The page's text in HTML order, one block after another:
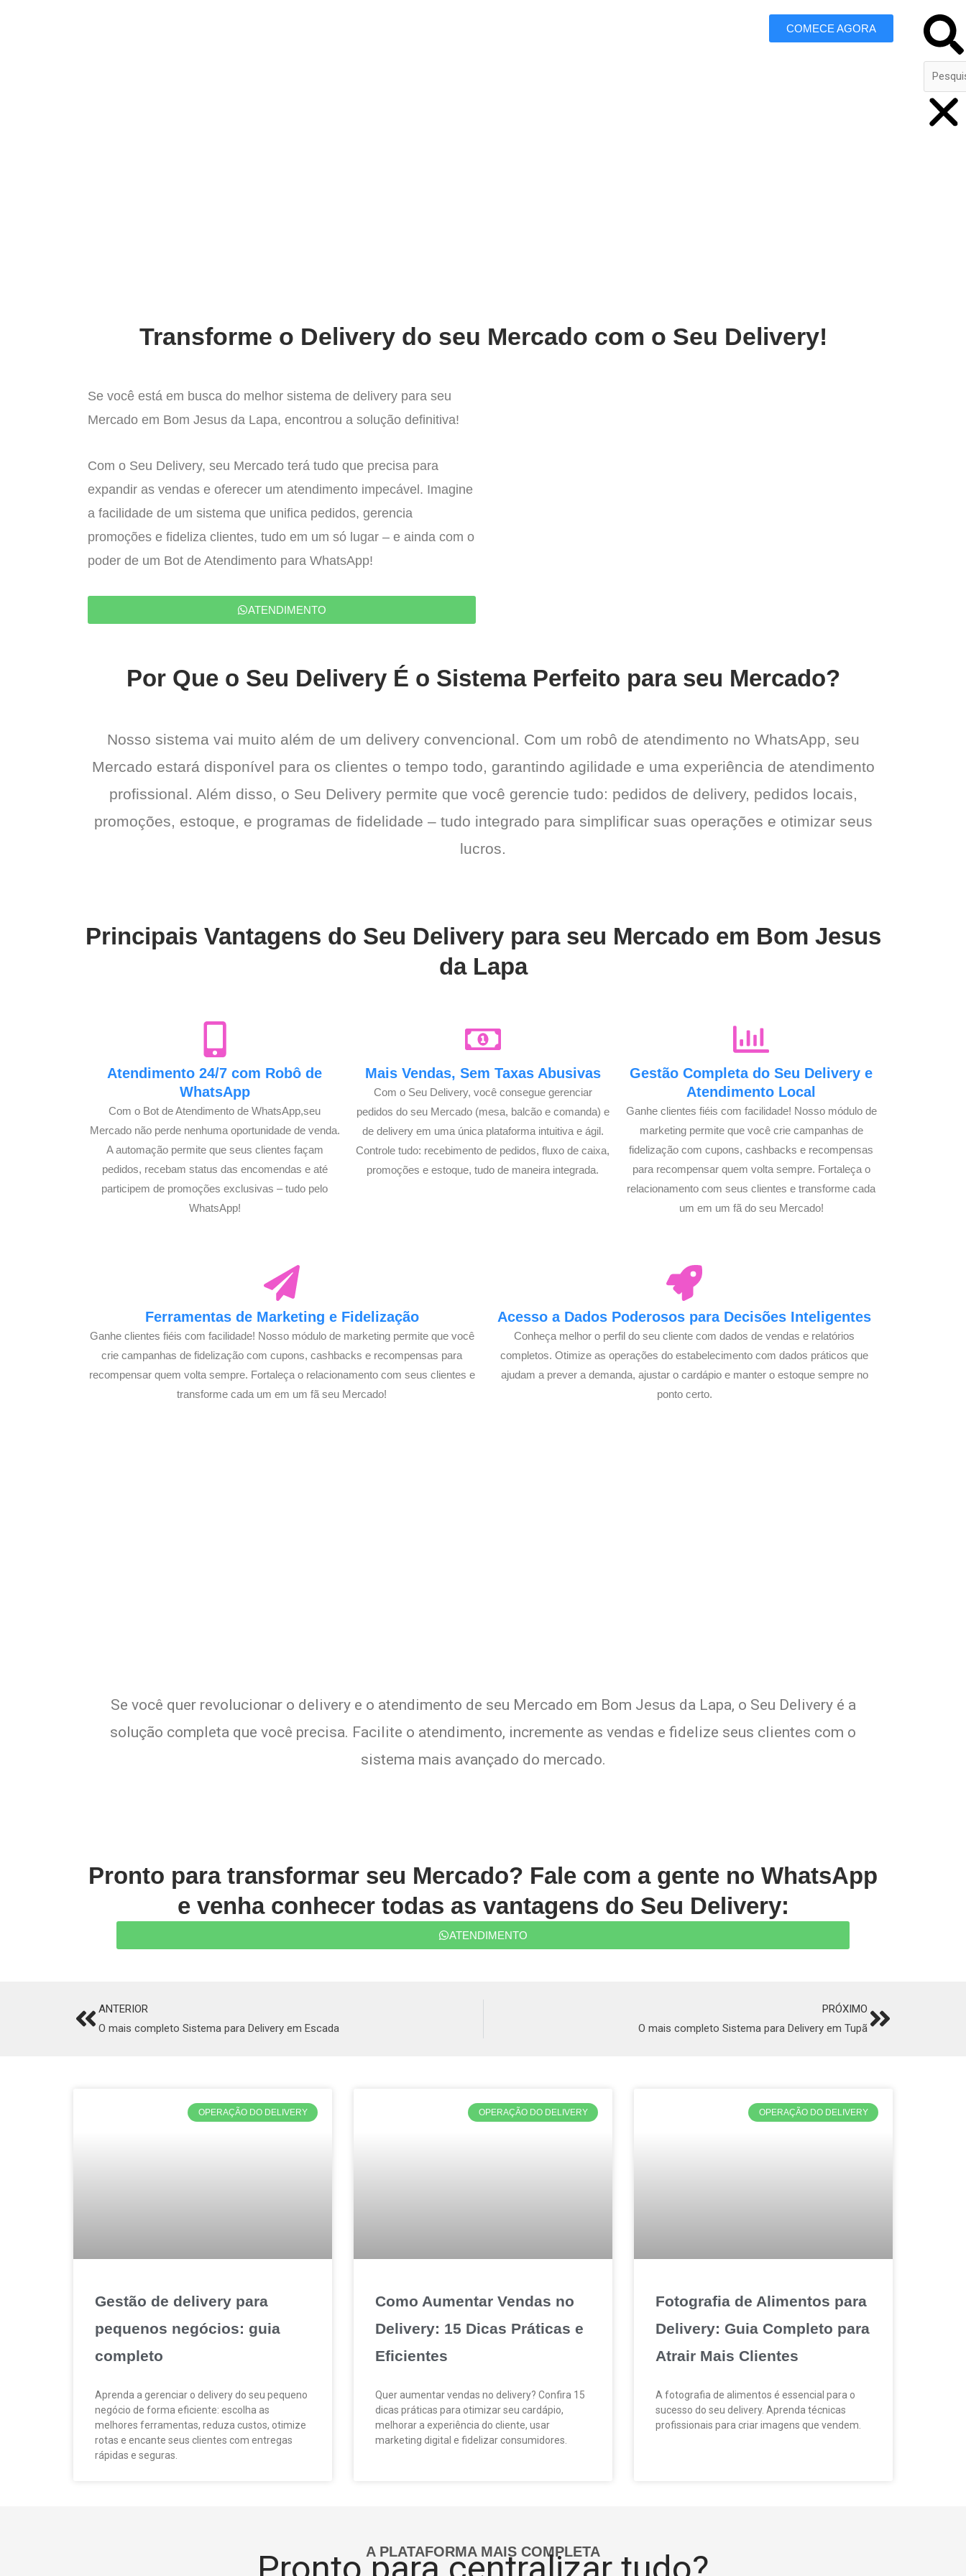
COMECE AGORA Search
Transforme o Delivery do seu Mercado com o Seu Delivery!
Se você está em busca do melhor sistema de delivery para seu
Mercado em Bom Jesus da Lapa, encontrou a solução definitiva!
Com o Seu Delivery, seu Mercado terá tudo que precisa para
expandir as vendas e oferecer um atendimento impecável. Imagine
a facilidade de um sistema que unifica pedidos, gerencia
promoções e fideliza clientes, tudo em um só lugar – e ainda com o
poder de um Bot de Atendimento para WhatsApp!
ATENDIMENTO
Por Que o Seu Delivery É o Sistema Perfeito para seu Mercado?
Nosso sistema vai muito além de um delivery convencional. Com um robô de atendimento no WhatsApp, seu
Mercado estará disponível para os clientes o tempo todo, garantindo agilidade e uma experiência de atendimento
profissional. Além disso, o Seu Delivery permite que você gerencie tudo: pedidos de delivery, pedidos locais,
promoções, estoque, e programas de fidelidade – tudo integrado para simplificar suas operações e otimizar seus
lucros.
Principais Vantagens do Seu Delivery para seu Mercado em Bom Jesus
da Lapa
Atendimento 24/7 com Robô de
WhatsApp
Com o Bot de Atendimento de WhatsApp,seu
Mercado não perde nenhuma oportunidade de venda.
A automação permite que seus clientes façam
pedidos, recebam status das encomendas e até
participem de promoções exclusivas – tudo pelo
WhatsApp!
Mais Vendas, Sem Taxas Abusivas
Com o Seu Delivery, você consegue gerenciar
pedidos do seu Mercado (mesa, balcão e comanda) e
de delivery em uma única plataforma intuitiva e ágil.
Controle tudo: recebimento de pedidos, fluxo de caixa,
promoções e estoque, tudo de maneira integrada.
Gestão Completa do Seu Delivery e
Atendimento Local
Ganhe clientes fiéis com facilidade! Nosso módulo de
marketing permite que você crie campanhas de
fidelização com cupons, cashbacks e recompensas
para recompensar quem volta sempre. Fortaleça o
relacionamento com seus clientes e transforme cada
um em um fã do seu Mercado!
Ferramentas de Marketing e Fidelização
Ganhe clientes fiéis com facilidade! Nosso módulo de marketing permite que você
crie campanhas de fidelização com cupons, cashbacks e recompensas para
recompensar quem volta sempre. Fortaleça o relacionamento com seus clientes e
transforme cada um em um fã seu Mercado!
Acesso a Dados Poderosos para Decisões Inteligentes
Conheça melhor o perfil do seu cliente com dados de vendas e relatórios
completos. Otimize as operações do estabelecimento com dados práticos que
ajudam a prever a demanda, ajustar o cardápio e manter o estoque sempre no
ponto certo.
Se você quer revolucionar o delivery e o atendimento de seu Mercado em Bom Jesus da Lapa, o Seu Delivery é a
solução completa que você precisa. Facilite o atendimento, incremente as vendas e fidelize seus clientes com o
sistema mais avançado do mercado.
Pronto para transformar seu Mercado? Fale com a gente no WhatsApp
e venha conhecer todas as vantagens do Seu Delivery:
ATENDIMENTO
PrevANTERIOR
O mais completo Sistema para Delivery em Escada
PRÓXIMO
O mais completo Sistema para Delivery em Tupã Next
OPERAÇÃO DO DELIVERY
Gestão de delivery para
pequenos negócios: guia
completo
Aprenda a gerenciar o delivery do seu pequeno
negócio de forma eficiente: escolha as
melhores ferramentas, reduza custos, otimize
rotas e encante seus clientes com entregas
rápidas e seguras.
OPERAÇÃO DO DELIVERY
Como Aumentar Vendas no
Delivery: 15 Dicas Práticas e
Eficientes
Quer aumentar vendas no delivery? Confira 15
dicas práticas para otimizar seu cardápio,
melhorar a experiência do cliente, usar
marketing digital e fidelizar consumidores.
OPERAÇÃO DO DELIVERY
Fotografia de Alimentos para
Delivery: Guia Completo para
Atrair Mais Clientes
A fotografia de alimentos é essencial para o
sucesso do seu delivery. Aprenda técnicas
profissionais para criar imagens que vendem.
A PLATAFORMA MAIS COMPLETA